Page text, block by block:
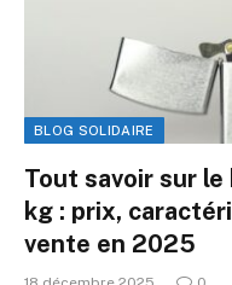
BLOG SOLIDAIRE
Tout savoir sur
kg : prix,
vente en 2025